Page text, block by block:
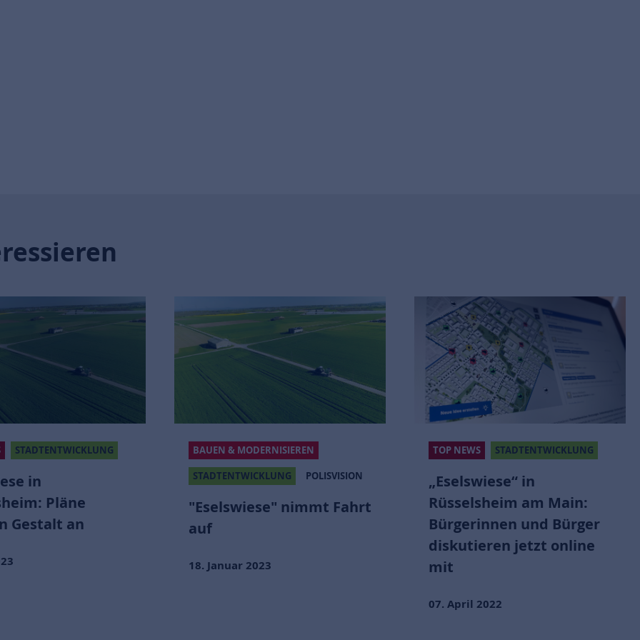
BAUEN & MODERNISIEREN
STADTENTWICKLUNG
nimmt Fahrt
Januar 2023
TOP NEWS STADTENTWICKLUNG
„Eselswiese“ in
Rüsselsheim am Main:
mit
TOP NEWS
„Eselswiese“ in
Rüsselsheim am Main:
Neues Wohn- und
Gewerbegebiet nimmt
16. März 2022